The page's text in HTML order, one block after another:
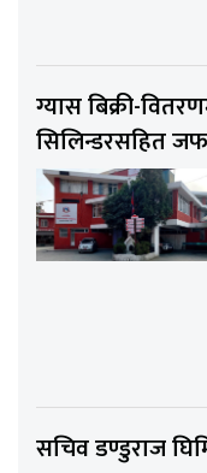
ग्यास बिक्री-
सिलिन्डरसहित
सचिव डण्डुराज